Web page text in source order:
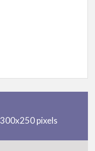
pixels